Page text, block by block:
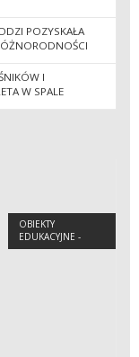
POZYSKAŁA
I
W SPALE
OBIEKTY
EDUKACYJNE -
ZAPRASZAMY